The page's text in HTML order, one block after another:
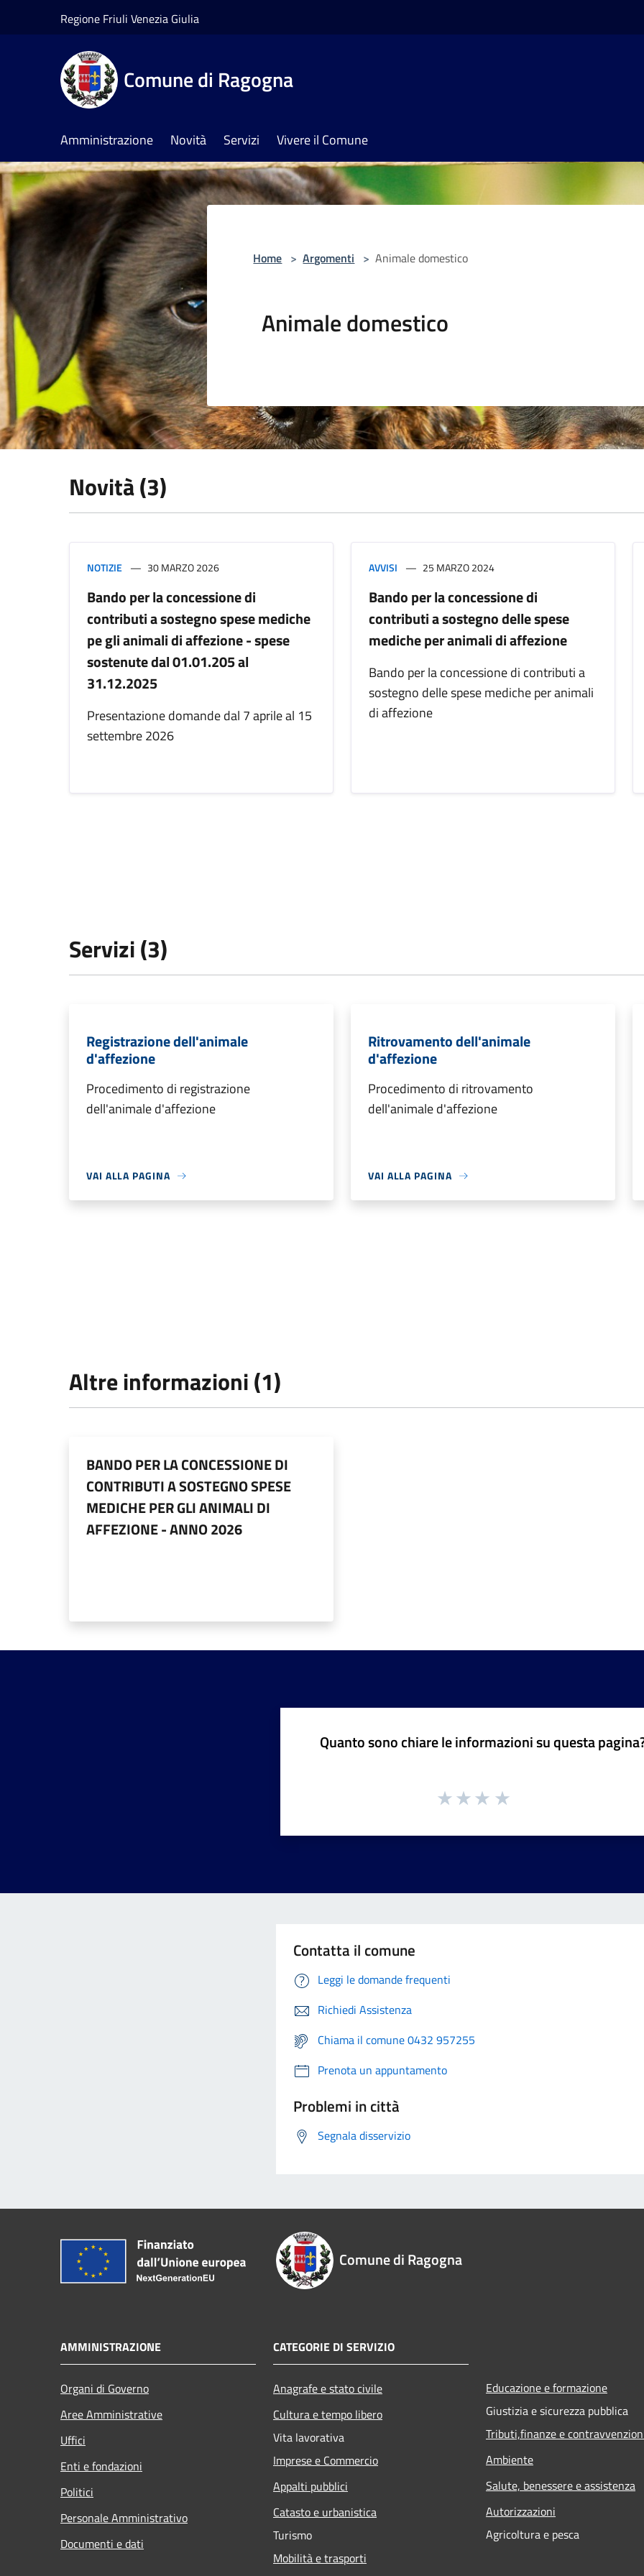
Regione Friuli Venezia Giulia
Comune di Ragogna
Amministrazione Novità Servizi Vivere il Comune
Home > Argomenti > Animale domestico
Animale domestico
Novità (3)
NOTIZIE 30 MARZO 2026
Bando per la concessione di
contributi a sostegno spese mediche
pe gli animali di affezione - spese
sostenute dal 01.01.205 al
31.12.2025
Presentazione domande dal 7 aprile al 15
settembre 2026
AVVISI 25 MARZO 2024
Bando per la concessione di
contributi a sostegno delle spese
mediche per animali di affezione
Bando per la concessione di contributi a
sostegno delle spese mediche per animali
di affezione
Servizi (3)
Registrazione dell'animale
d'affezione
Procedimento di registrazione
dell'animale d'affezione
VAI ALLA PAGINA
Ritrovamento dell'animale
d'affezione
Procedimento di ritrovamento
dell'animale d'affezione
VAI ALLA PAGINA
Altre informazioni (1)
BANDO PER LA CONCESSIONE DI
CONTRIBUTI A SOSTEGNO SPESE
MEDICHE PER GLI ANIMALI DI
AFFEZIONE - ANNO 2026
Quanto sono chiare le informazioni su questa
Contatta il comune
Leggi le domande frequenti
Richiedi Assistenza
Chiama il comune 0432 957255
Prenota un appuntamento
Problemi in città
Segnala disservizio
Comune di Ragogna
AMMINISTRAZIONE
Organi di Governo
Aree Amministrative
Uffici
Enti e fondazioni
Politici
Personale Amministrativo
Documenti e dati
CATEGORIE DI SERVIZIO
Anagrafe e stato civile
Cultura e tempo libero
Vita lavorativa
Imprese e Commercio
Appalti pubblici
Catasto e urbanistica
Turismo
Mobilità e trasporti
Educazione e formazione
Giustizia e sicurezza pubblica
Tributi,finanze e
Ambiente
Salute, benessere e assistenza
Autorizzazioni
Agricoltura e pesca